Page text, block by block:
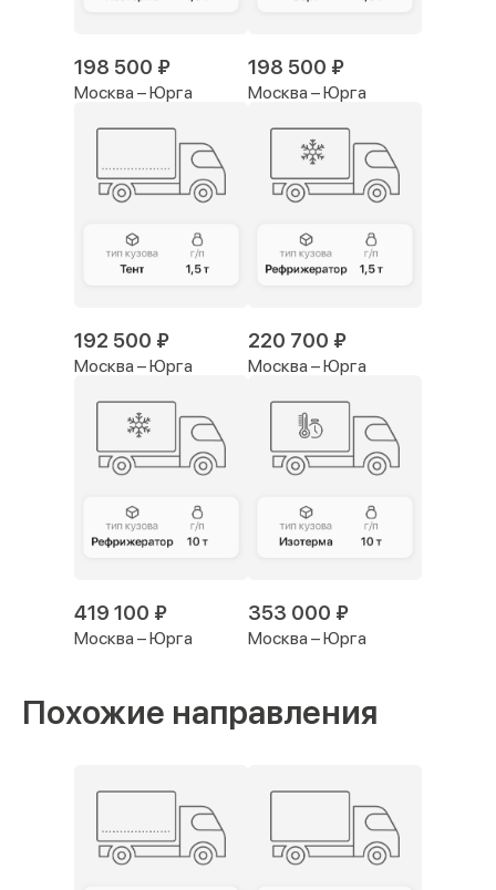
198 500 ₽
Москва – Юрга
198 500 ₽
Москва – Юрга
192 500 ₽
Москва – Юрга
220 700 ₽
Москва – Юрга
419 100 ₽
Москва – Юрга
353 000 ₽
Москва – Юрга
Похожие направления